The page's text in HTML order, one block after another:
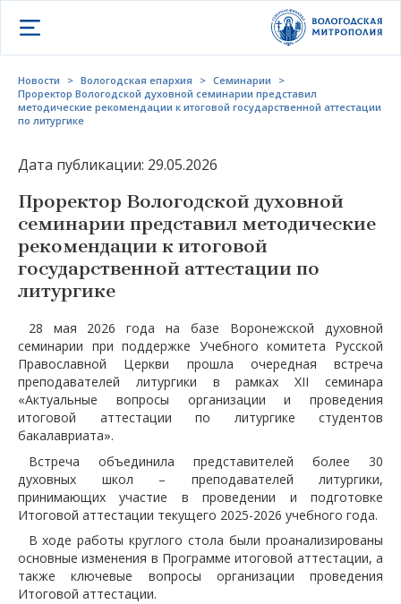
Открыть меню
Новости > Вологодская епархия > Семинарии
>
Проректор Вологодской духовной семинарии представил
методические рекомендации к итоговой государственной аттестации
по литургике
Дата публикации: 29.05.2026
Проректор Вологодской духовной
семинарии представил методические
рекомендации к итоговой
государственной аттестации по
литургике
28 мая 2026 года на базе Воронежской духовной
семинарии при поддержке Учебного комитета Русской
Православной Церкви прошла очередная встреча
преподавателей литургики в рамках XII семинара
«Актуальные вопросы организации и проведения
итоговой аттестации по литургике студентов
бакалавриата».
Встреча объединила представителей более 30
духовных школ – преподавателей литургики,
принимающих участие в проведении и подготовке
Итоговой аттестации текущего 2025-2026 учебного года.
В ходе работы круглого стола были проанализированы
основные изменения в Программе итоговой аттестации, а
также ключевые вопросы организации проведения
Итоговой аттестации.